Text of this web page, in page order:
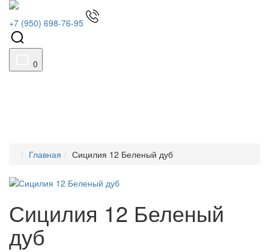
+7 (950) 698-76-95
0
Главная Сицилия 12 Беленый дуб
Сицилия 12 Беленый
дуб